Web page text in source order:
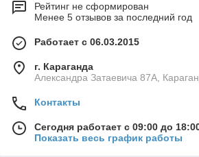
Рейтинг не сформирован
Менее 5 отзывов за последний год
Работает с 06.03.2015
г. Караганда
Александра Затаевича 87А,
Контакты
Сегодня работает с 09:00 до
Показать весь график работы